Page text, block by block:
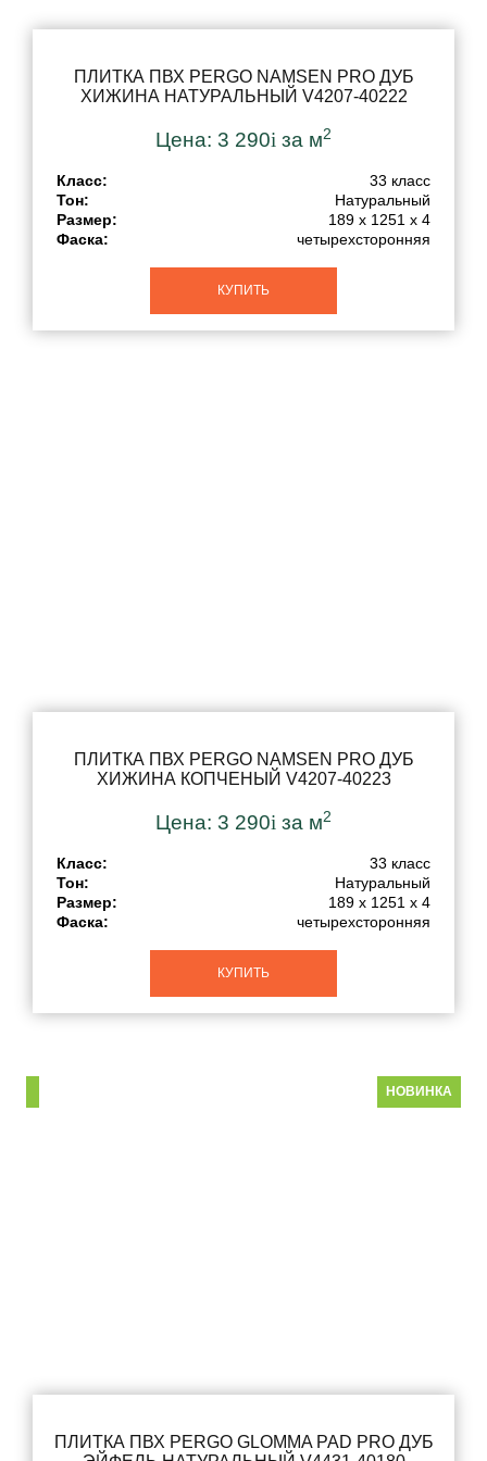
Страна бренда
ПЛИТКА ПВХ PERGO NAMSEN PRO ДУБ
ХИЖИНА НАТУРАЛЬНЫЙ V4207-40222
Цена: 3 290i за м2
Класс:
33 класс
Тон:
Натуральный
Размер:
189 x 1251 x 4
Фаска:
четырехсторонняя
КУПИТЬ
ПЛИТКА ПВХ PERGO NAMSEN PRO ДУБ
ХИЖИНА КОПЧЕНЫЙ V4207-40223
Цена: 3 290i за м2
Класс:
33 класс
Тон:
Натуральный
Размер:
189 x 1251 x 4
Фаска:
четырехсторонняя
КУПИТЬ
НОВИНКА
ПЛИТКА ПВХ PERGO GLOMMA PAD PRO ДУБ